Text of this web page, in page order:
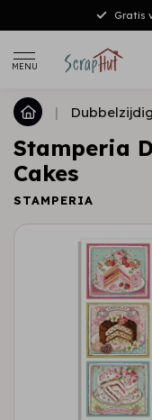
Gratis
MENU
|
Stamperia
Cakes
STAMPERIA